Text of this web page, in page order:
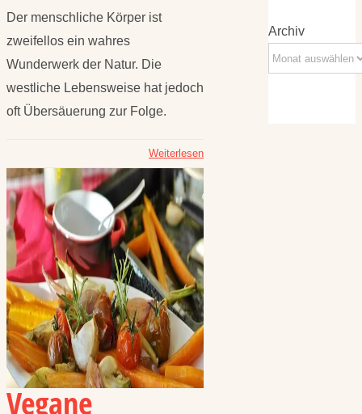
Der menschliche Körper ist
zweifellos ein wahres
Wunderwerk der Natur. Die
westliche Lebensweise hat jedoch
oft Übersäuerung zur Folge.
Weiterlesen
Vegane
Archiv